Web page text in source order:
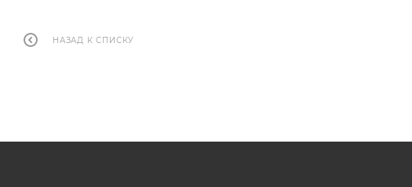
НАЗАД К СПИСКУ